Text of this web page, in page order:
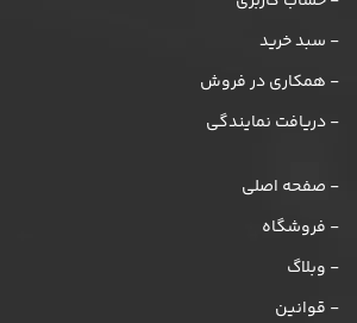
- سبد خرید
- همکاری در فروش
- دریافت نمایندگی
- صفحه اصلی
- فروشگاه
- وبلاگ
- قوانین